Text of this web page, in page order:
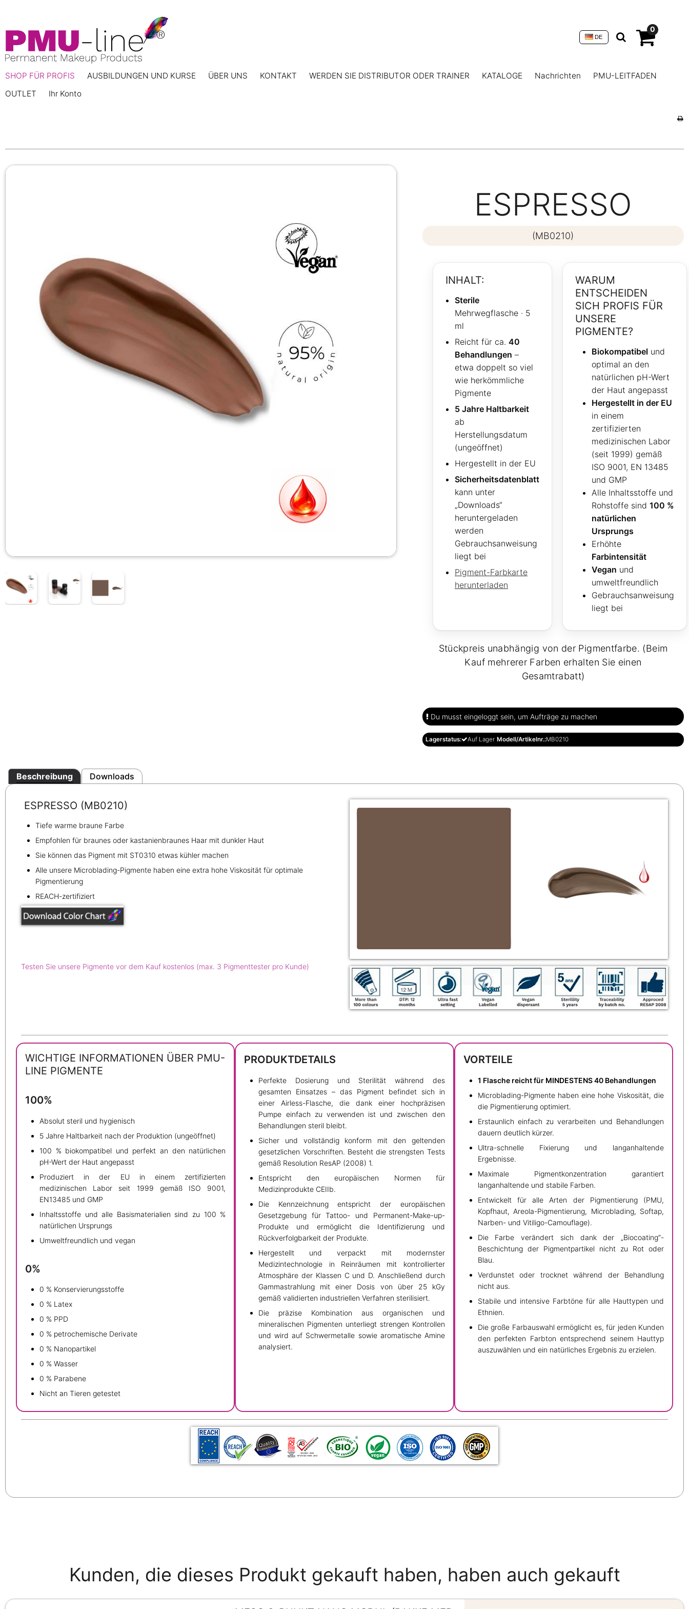
0
DE
SHOP FÜR PROFIS AUSBILDUNGEN UND KURSE ÜBER UNS KONTAKT WERDEN SIE DISTRIBUTOR ODER TRAINER KATALOGE Nachrichten
PMU-LEITFADEN
OUTLET
Ihr Konto
ESPRESSO
(MB0210)
INHALT:
Sterile
Mehrwegflasche · 5
ml
Reicht für ca. 40
Behandlungen –
etwa doppelt so viel
wie herkömmliche
Pigmente
5 Jahre Haltbarkeit
ab
Herstellungsdatum
(ungeöffnet)
Hergestellt in der EU
Sicherheitsdatenblatt
kann unter
„Downloads“
heruntergeladen
werden
Gebrauchsanweisung
liegt bei
Pigment-Farbkarte
herunterladen
WARUM
ENTSCHEIDEN
SICH PROFIS FÜR
UNSERE
PIGMENTE?
Biokompatibelund
optimal an den
natürlichen pH-Wert
der Haut angepasst
Hergestellt in der EU
in einem
zertifizierten
medizinischen Labor
(seit 1999) gemäß
ISO 9001, EN 13485
und GMP
Alle Inhaltsstoffe und
Rohstoffe sind 100 %
natürlichen
Ursprungs
Erhöhte
Farbintensität
Vegan und
umweltfreundlich
Gebrauchsanweisung
liegt bei
Stückpreis unabhängig von der Pigmentfarbe. (Beim
Kauf mehrerer Farben erhalten Sie einen
Gesamtrabatt)
Du musst eingeloggt sein, um Aufträge zu machen
Lagerstatus: Auf Lager Modell/Artikelnr.:MB0210
Beschreibung Downloads
ESPRESSO (MB0210)
Tiefe warme braune Farbe
Empfohlen für braunes oder kastanienbraunes Haar mit dunkler Haut
Sie können das Pigment mit ST0310 etwas kühler machen
Alle unsere Microblading-Pigmente haben eine extra hohe Viskosität für optimale
Pigmentierung
REACH-zertifiziert
Testen Sie unsere Pigmente vor dem Kauf kostenlos (max. 3 Pigmenttester pro Kunde)
WICHTIGE INFORMATIONEN ÜBER PMU-
LINE PIGMENTE
100%
Absolut steril und hygienisch
5 Jahre Haltbarkeit nach der Produktion (ungeöffnet)
100 % biokompatibel und perfekt an den natürlichen
pH-Wert der Haut angepasst
Produziert in der EU in einem zertifizierten
medizinischen Labor seit 1999 gemäß ISO 9001,
EN13485 und GMP
Inhaltsstoffe und alle Basismaterialien sind zu 100 %
natürlichen Ursprungs
Umweltfreundlich und vegan
0%
0 % Konservierungsstoffe
0 % Latex
0 % PPD
0 % petrochemische Derivate
0 % Nanopartikel
0 % Wasser
0 % Parabene
Nicht an Tieren getestet
PRODUKTDETAILS
Perfekte Dosierung und Sterilität während des
gesamten Einsatzes – das Pigment befindet sich in
einer Airless-Flasche, die dank einer hochpräzisen
Pumpe einfach zu verwenden ist und zwischen den
Behandlungen steril bleibt.
Sicher und vollständig konform mit den geltenden
gesetzlichen Vorschriften. Besteht die strengsten Tests
gemäß Resolution ResAP (2008) 1.
Entspricht den europäischen Normen für
Medizinprodukte CEIIb.
Die Kennzeichnung entspricht der europäischen
Gesetzgebung für Tattoo- und Permanent-Make-up-
Produkte und ermöglicht die Identifizierung und
Rückverfolgbarkeit der Produkte.
Hergestellt und verpackt mit modernster
Medizintechnologie in Reinräumen mit kontrollierter
Atmosphäre der Klassen C und D. Anschließend durch
Gammastrahlung mit einer Dosis von über 25 kGy
gemäß validierten industriellen Verfahren sterilisiert.
Die präzise Kombination aus organischen und
mineralischen Pigmenten unterliegt strengen Kontrollen
und wird auf Schwermetalle sowie aromatische Amine
analysiert.
VORTEILE
1 Flasche reicht für MINDESTENS 40 Behandlungen
Microblading-Pigmente haben eine hohe Viskosität, die
die Pigmentierung optimiert.
Erstaunlich einfach zu verarbeiten und Behandlungen
dauern deutlich kürzer.
Ultra-schnelle Fixierung und langanhaltende
Ergebnisse.
Maximale Pigmentkonzentration garantiert
langanhaltende und stabile Farben.
Entwickelt für alle Arten der Pigmentierung (PMU,
Kopfhaut, Areola-Pigmentierung, Microblading, Softap,
Narben- und Vitiligo-Camouflage).
Die Farbe verändert sich dank der „Biocoating“-
Beschichtung der Pigmentpartikel nicht zu Rot oder
Blau.
Verdunstet oder trocknet während der Behandlung
nicht aus.
Stabile und intensive Farbtöne für alle Hauttypen und
Ethnien.
Die große Farbauswahl ermöglicht es, für jeden Kunden
den perfekten Farbton entsprechend seinem Hauttyp
auszuwählen und ein natürliches Ergebnis zu erzielen.
Kunden, die dieses Produkt gekauft haben, haben auch gekauft